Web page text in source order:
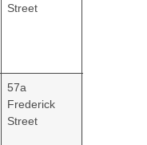
Street
57a
Frederick
Street